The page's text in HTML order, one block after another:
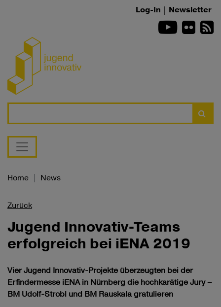
Log-In | Newsletter
Youtube
Flickr
Home News
Zurück
Jugend Innovativ-Teams
erfolgreich bei iENA 2019
Vier Jugend Innovativ-Projekte überzeugten bei der
Erfindermesse iENA in Nürnberg die hochkarätige Jury –
BM Udolf-Strobl und BM Rauskala gratulieren